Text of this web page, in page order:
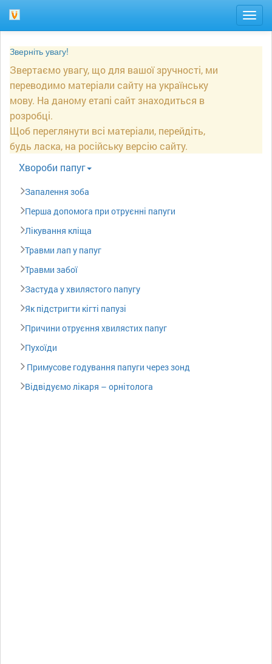
Зверніть увагу!
Звертаємо увагу, що для вашої зручності, ми
переводимо матеріали сайту на українську
мову. На даному етапі сайт знаходиться в
розробці.
Щоб переглянути всі матеріали, перейдіть,
будь ласка, на російську версію сайту.
Xвороби папуг
Запалення зоба
Перша допомога при отруєнні папуги
Лікування кліща
Травми лап у папуг
Травми забої
Застуда у хвилястого папугу
Як підстригти кігті папузі
Причини отруєння хвилястих папуг
Пухоїди
Примусове годування папуги через зонд
Відвідуємо лікаря – орнітолога